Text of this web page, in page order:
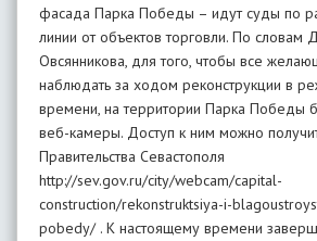
фасада Парка Победы – идут суды по
линии от объектов торговли. По словам
Овсянникова, для того, чтобы все
наблюдать за ходом реконструкции в
времени, на территории Парка Победы
веб-камеры. Доступ к ним можно
Правительства Севастополя
http://sev.gov.ru/city/webcam/capital-
construction/rekonstruktsiya-i-
pobedy/ . К настоящему времени